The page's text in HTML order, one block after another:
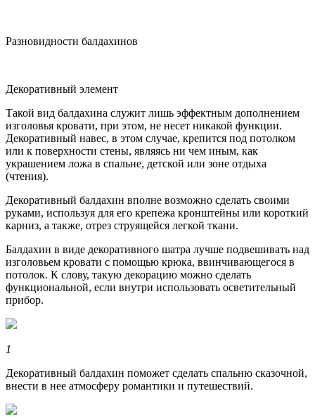
Разновидности балдахинов
Декоративный элемент
Такой вид балдахина служит лишь эффектным дополнением
изголовья кровати, при этом, не несет никакой функции.
Декоративный навес, в этом случае, крепится под потолком
или к поверхности стены, являясь ни чем иным, как
украшением ложа в спальне, детской или зоне отдыха
(чтения).
Декоративный балдахин вполне возможно сделать своими
руками, используя для его крепежа кронштейны или короткий
карниз, а также, отрез струящейся легкой ткани.
Балдахин в виде декоративного шатра лучше подвешивать над
изголовьем кровати с помощью крюка, ввинчивающегося в
потолок. К слову, такую декорацию можно сделать
функциональной, если внутри использовать осветительный
прибор.
1
Декоративный балдахин поможет сделать спальню сказочной,
внести в нее атмосферу романтики и путешествий.